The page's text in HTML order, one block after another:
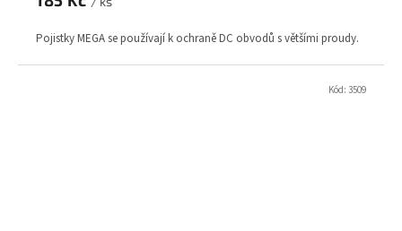
Pojistky MEGA se používají k ochraně DC obvodů s většími proudy.
Kód: 3509